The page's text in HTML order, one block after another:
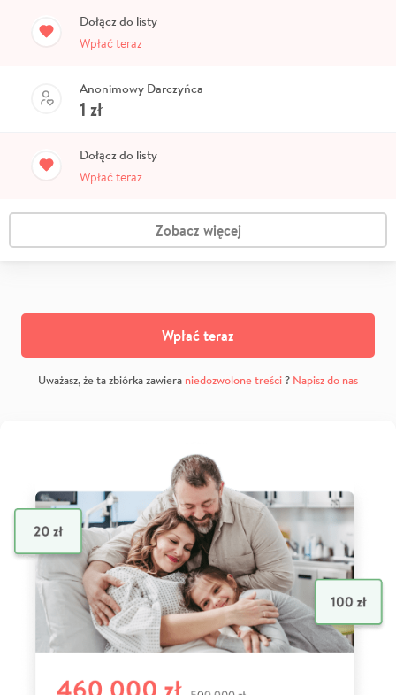
Dołącz do listy
Wpłać teraz
Anonimowy Darczyńca
1 zł
Dołącz do listy
Wpłać teraz
Zobacz więcej
Wpłać teraz
Uważasz, że ta zbiórka zawiera niedozwolone treści? Napisz do nas